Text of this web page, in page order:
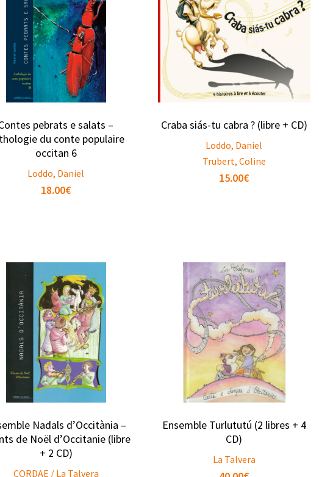
pebrats e salats –
du conte populaire
occitan 6
Loddo, Daniel
18.00€
Craba siás-tu cabra ? (libre + CD)
Loddo, Daniel
Trubert, Coline
15.00€
Nadals d’Occitània –
de Noël d’Occitanie (libre
+ 2 CD)
CORDAE / La Talvera
Ensemble Turlututú (2 libres + 4
CD)
La Talvera